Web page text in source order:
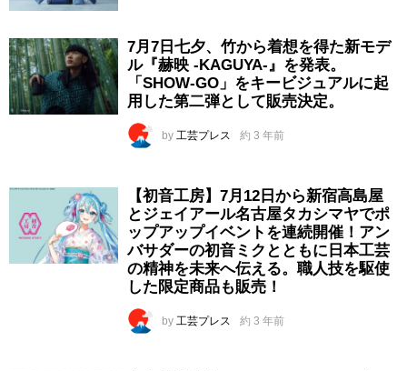
7月7日七夕、竹から着想を得た新モデ
ル『赫映 -KAGUYA-』を発表。
「SHOW-GO」をキービジュアルに起
用した第二弾として販売決定。
by 工芸プレス 約 3 年前
【初音工房】7月12日から新宿高島屋
とジェイアール名古屋タカシマヤでポ
ップアップイベントを連続開催！アン
バサダーの初音ミクとともに日本工芸
の精神を未来へ伝える。職人技を駆使
した限定商品も販売！
by 工芸プレス 約 3 年前